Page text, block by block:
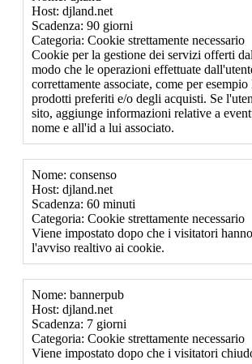
Host: djland.net
Scadenza: 90 giorni
Categoria: Cookie strettamente necessario
Cookie per la gestione dei servizi offerti
modo che le operazioni effettuate
correttamente associate, come per
prodotti preferiti e/o degli acquisti. Se
sito, aggiunge informazioni relative a
nome e all'id a lui associato.
Nome: consenso
Host: djland.net
Scadenza: 60 minuti
Categoria: Cookie strettamente necessario
Viene impostato dopo che i visitatori
l'avviso realtivo ai cookie.
Nome: bannerpub
Host: djland.net
Scadenza: 7 giorni
Categoria: Cookie strettamente necessario
Viene impostato dopo che i visitatori